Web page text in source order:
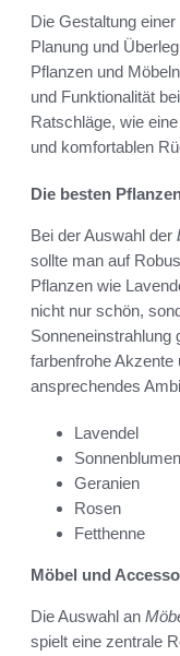
Die Gestaltung
Planung und
Pflanzen und
und Funktionalität
Ratschläge, wie
und komfortablen
Die besten
Bei der Auswahl der
sollte man auf
Pflanzen wie
nicht nur schön,
Sonneneinstrahlung
farbenfrohe Akzente
ansprechendes
Lavendel
Sonnenblumen
Geranien
Rosen
Fetthenne
Möbel und
Die Auswahl an
spielt eine zentrale